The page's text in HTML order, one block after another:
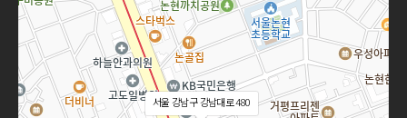
서울 강남구 강남대로 480